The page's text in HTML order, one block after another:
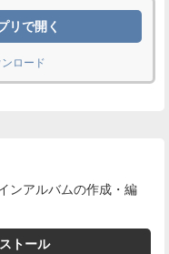
リで開く
ロード
ンアルバムの作成・編
トール